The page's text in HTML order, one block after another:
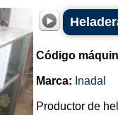
Código
Marca: Inadal
Productor de